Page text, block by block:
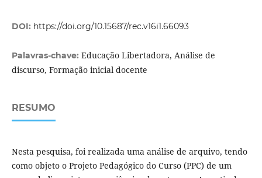
DOI: https://doi.org/10.15687/rec.v16i1.66093
Palavras-chave: Educação Libertadora, Análise de
discurso, Formação inicial docente
RESUMO
Nesta pesquisa, foi realizada uma análise de arquivo, tendo
como objeto o Projeto Pedagógico do Curso (PPC) de um